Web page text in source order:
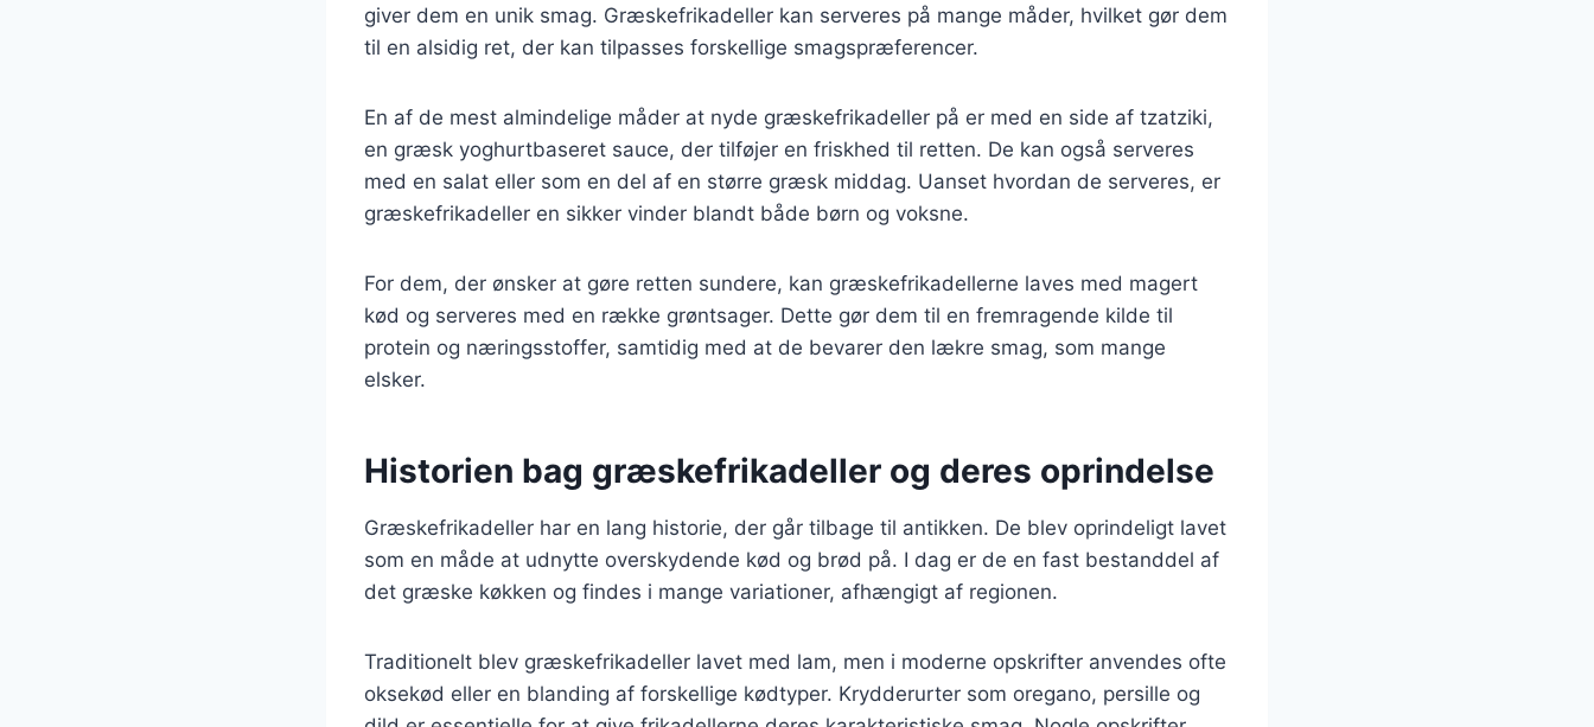
giver dem en unik smag. Græskefrikadeller kan serveres på mange måder, hvilket gør dem
til en alsidig ret, der kan tilpasses forskellige smagspræferencer.
En af de mest almindelige måder at nyde græskefrikadeller på er med en side af tzatziki,
en græsk yoghurtbaseret sauce, der tilføjer en friskhed til retten. De kan også serveres
med en salat eller som en del af en større græsk middag. Uanset hvordan de serveres, er
græskefrikadeller en sikker vinder blandt både børn og voksne.
For dem, der ønsker at gøre retten sundere, kan græskefrikadellerne laves med magert
kød og serveres med en række grøntsager. Dette gør dem til en fremragende kilde til
protein og næringsstoffer, samtidig med at de bevarer den lækre smag, som mange
elsker.
Historien bag græskefrikadeller og deres oprindelse
Græskefrikadeller har en lang historie, der går tilbage til antikken. De blev oprindeligt lavet
som en måde at udnytte overskydende kød og brød på. I dag er de en fast bestanddel af
det græske køkken og findes i mange variationer, afhængigt af regionen.
Traditionelt blev græskefrikadeller lavet med lam, men i moderne opskrifter anvendes ofte
oksekød eller en blanding af forskellige kødtyper. Krydderurter som oregano, persille og